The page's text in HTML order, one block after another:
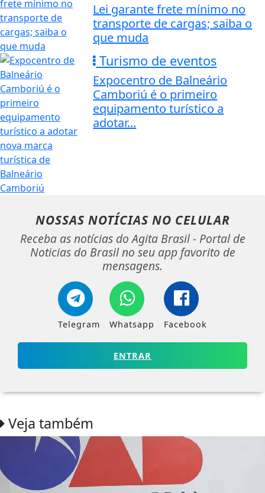
Lei garante frete mínimo no
transporte de cargas; saiba o
que muda
Turismo de eventos
Expocentro de Balneário
Camboriú é o primeiro
equipamento turístico a
adotar...
NOSSAS NOTÍCIAS NO CELULAR
Receba as notícias do Agita Brasil - Portal de
Noticias do Brasil no seu app favorito de
mensagens.
Telegram Whatsapp Facebook
ENTRAR
Veja também